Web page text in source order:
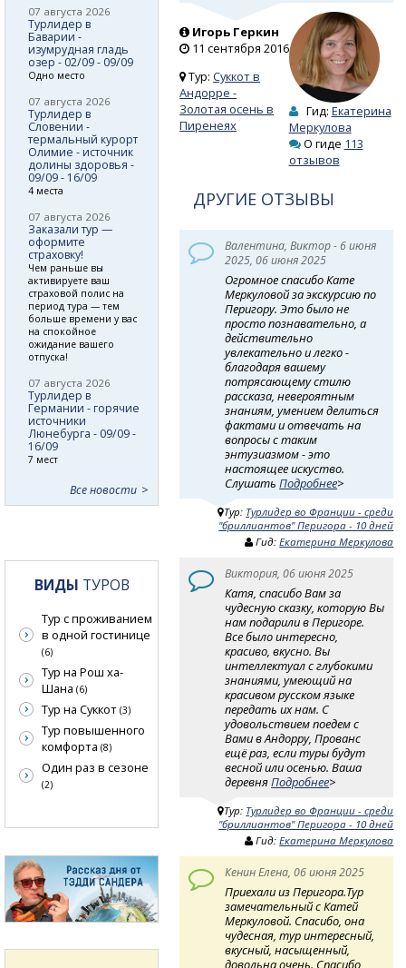
Игорь Геркин
11 сентября 2016
Тур:Суккот в
Андорре -
Золотая осень в
Пиренеях
Гид: Екатерина
Меркулова
О гиде 113
отзывов
ДРУГИЕ ОТЗЫВЫ
Валентина, Виктор - 6 июня
2025, 06 июня 2025
Огромное спасибо Кате
Меркуловой за экскурсию по
Перигору. Это было не
просто познавательно, а
действительно
увлекательно и легко -
благодаря вашему
потрясающему стилю
рассказа, невероятным
знаниям, умением делиться
фактами и отвечать на
вопросы с таким
энтузиазмом - это
настоящее искуство.
СлушатьПодробнее>
Тур: Турлидер во Франции - среди
"бриллиантов" Перигора - 10 дней
Гид:Екатерина Меркулова
Виктория, 06 июня 2025
Катя, спасибо Вам за
чудесную сказку, которую Вы
нам подарили в Перигоре.
Все было интересно,
красиво, вкусно. Вы
интеллектуал с глубокими
знаниями, умеющий на
красивом русском языке
передать их нам. С
удовольствием поедем с
Вами в Андорру, Прованс
ещё раз, если туры будут
весной или осенью. Ваша
деревняПодробнее>
Тур: Турлидер во Франции - среди
"бриллиантов" Перигора - 10 дней
Гид:Екатерина Меркулова
Кенин Елена, 06 июня 2025
Приехали из Перигора.Тур
замечательный с Катей
Меркуловой. Спасибо, она
чудесная, тур интересный,
вкусный, насыщенный,
довольна очень. Спасибо
07 августа 2026
Турлидер в
Баварии -
изумрудная гладь
озер - 02/09 - 09/09
Одно место
07 августа 2026
Турлидер в
Словении -
термальный курорт
Олимие - источник
долины здоровья -
09/09 - 16/09
4 места
07 августа 2026
Заказали тур —
оформите
страховку!
Чем раньше вы
активируете ваш
страховой полис на
период тура — тем
больше времени у вас
на спокойное
ожидание вашего
отпуска!
07 августа 2026
Турлидер в
Германии - горячие
источники
Люнебурга - 09/09 -
16/09
7 мест
Все новости
ВИДЫ ТУРОВ
Тур с проживанием
в одной гостинице
(6)
Тур на Рош ха-
Шана (6)
Тур на Суккот (3)
Тур повышенного
комфорта (8)
Один раз в сезоне
(2)